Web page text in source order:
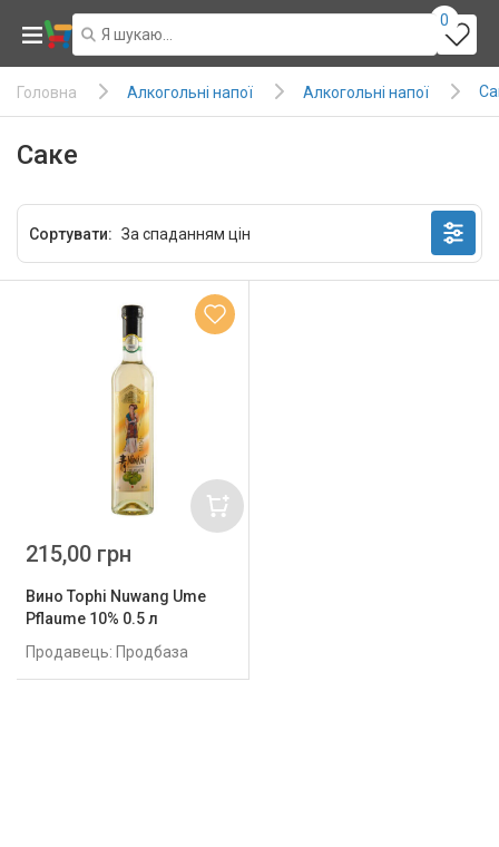
0
Головна Алкогольні напої Алкогольні напої
Саке
Сортувати:
Вино Tophi Nuwang Ume
Pflaume 10% 0.5 л
Продавець: Продбаза
215,00 грн